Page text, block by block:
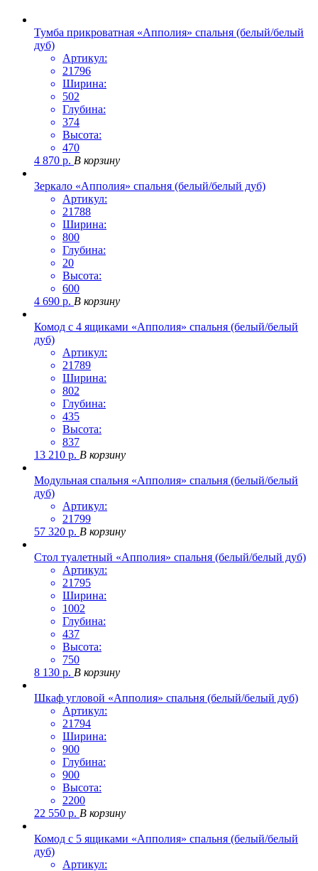
Тумба прикроватная «Апполия» спальня (белый/белый
дуб)
Артикул:
21796
Ширина:
502
Глубина:
374
Высота:
470
4 870 р. В корзину
Зеркало «Апполия» спальня (белый/белый дуб)
Артикул:
21788
Ширина:
800
Глубина:
20
Высота:
600
4 690 р. В корзину
Комод с 4 ящиками «Апполия» спальня (белый/белый
дуб)
Артикул:
21789
Ширина:
802
Глубина:
435
Высота:
837
13 210 р. В корзину
Модульная спальня «Апполия» спальня (белый/белый
дуб)
Артикул:
21799
57 320 р. В корзину
Стол туалетный «Апполия» спальня (белый/белый дуб)
Артикул:
21795
Ширина:
1002
Глубина:
437
Высота:
750
8 130 р. В корзину
Шкаф угловой «Апполия» спальня (белый/белый дуб)
Артикул:
21794
Ширина:
900
Глубина:
900
Высота:
2200
22 550 р. В корзину
Комод с 5 ящиками «Апполия» спальня (белый/белый
дуб)
Артикул: